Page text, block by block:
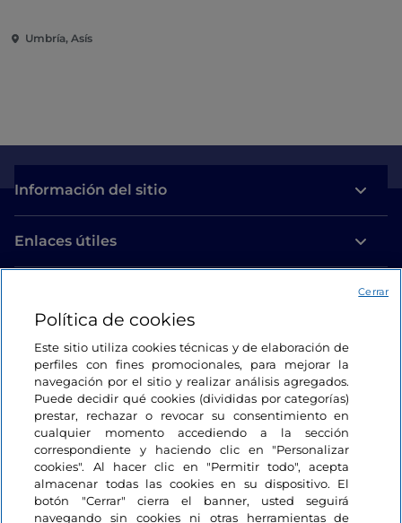
Umbría, Asís
Información del sitio
Enlaces útiles
Estamos en contacto
Política de cookies
Este sitio utiliza cookies técnicas y de elaboración de
perfiles con fines promocionales, para mejorar la
navegación por el sitio y realizar análisis agregados.
Puede decidir qué cookies (divididas por categorías)
prestar, rechazar o revocar su consentimiento en
cualquier momento accediendo a la sección
correspondiente y haciendo clic en "Personalizar
cookies". Al hacer clic en "Permitir todo", acepta
almacenar todas las cookies en su dispositivo. El
botón "Cerrar" cierra el banner, usted seguirá
navegando sin cookies ni otras herramientas de
Cerrar